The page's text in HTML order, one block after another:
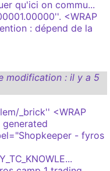
qu'ici on commu...
<WRAP
: dépend de la
modification : il y a 5
_brick'' <WRAP
- fyros